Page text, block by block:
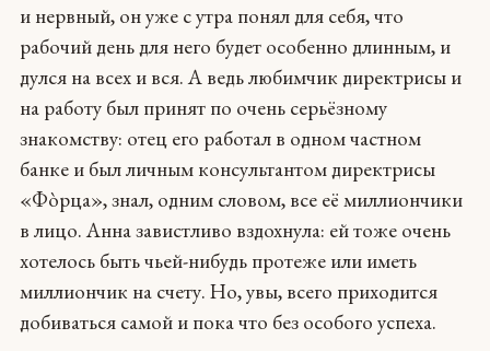
и нервный, он уже с утра понял для себя, что
рабочий день для него будет особенно длинным, и
дулся на всех и вся. А ведь любимчик директрисы и
на работу был принят по очень серьёзному
знакомству: отец его работал в одном частном
банке и был личным консультантом директрисы
«Фòрца», знал, одним словом, все её миллиончики
в лицо. Анна завистливо вздохнула: ей тоже очень
хотелось быть чьей-нибудь протеже или иметь
миллиончик на счету. Но, увы, всего приходится
добиваться самой и пока что без особого успеха.